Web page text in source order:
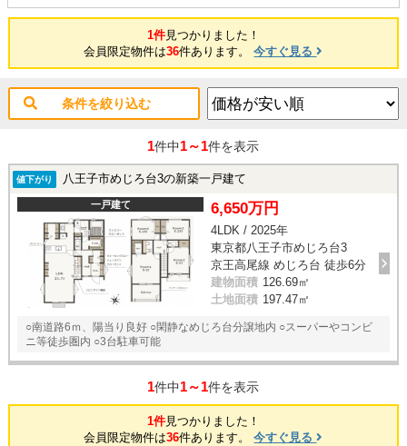
1件見つかりました！
会員限定物件は36件あります。今すぐ見る
条件を絞り込む
1件中1～1件を表示
値下がり 八王子市めじろ台3の新築一戸建て
一戸建て 6,650万円
4LDK / 2025年
東京都八王子市めじろ台3
京王高尾線 めじろ台 徒歩6分
建物面積 126.69㎡
土地面積 197.47㎡
○南道路6ｍ、陽当り良好 ○閑静なめじろ台分譲地内 ○スーパーやコンビ
ニ等徒歩圏内 ○3台駐車可能
1件中1～1件を表示
1件見つかりました！
会員限定物件は36件あります。今すぐ見る